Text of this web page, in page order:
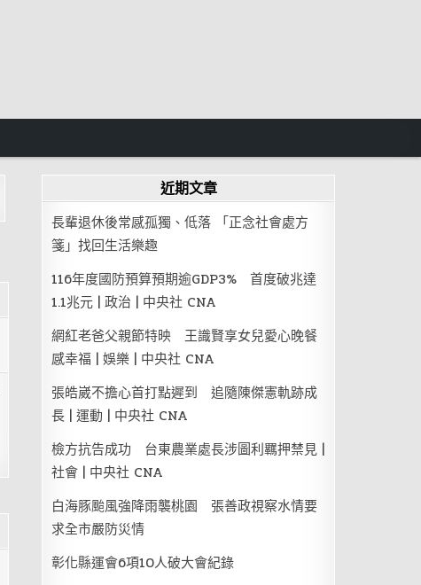
近期文章
長輩退休後常感孤獨、低落 「正念社會處方
箋」找回生活樂趣
116年度國防預算預期逾GDP3% 首度破兆達
1.1兆元 | 政治 | 中央社 CNA
網紅老爸父親節特映 王識賢享女兒愛心晚餐
感幸福 | 娛樂 | 中央社 CNA
張皓崴不擔心首打點遲到 追隨陳傑憲軌跡成
長 | 運動 | 中央社 CNA
檢方抗告成功 台東農業處長涉圖利羈押禁見 |
社會 | 中央社 CNA
白海豚颱風強降雨襲桃園 張善政視察水情要
求全市嚴防災情
彰化縣運會6項10人破大會紀錄